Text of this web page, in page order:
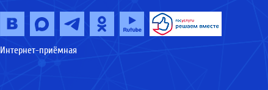
Интернет-приёмная